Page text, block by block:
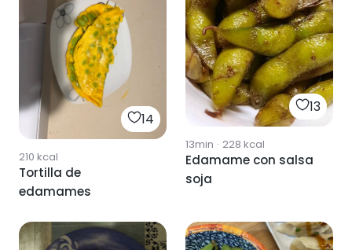
14
210 kcal
Tortilla de
edamames
13
13min · 228 kcal
Edamame con salsa
soja